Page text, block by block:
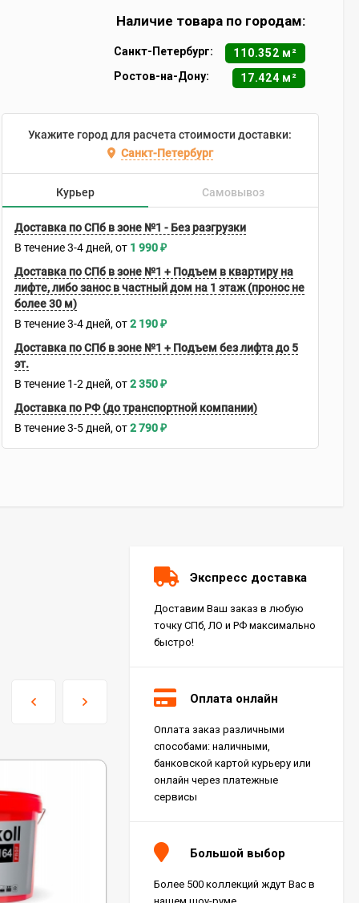
Наличие товара по городам:
Санкт-Петербург:
110.352 м²
Ростов-на-Дону:
17.424 м²
Укажите город для расчета стоимости доставки:
Санкт-Петербург
Курьер Самовывоз
Доставка по СПб в зоне №1 - Без разгрузки
В течение 3-4 дней 1 990₽
Доставка по СПб в зоне №1 + Подъем в квартиру на
лифте, либо занос в частный дом на 1 этаж (пронос не
более 30 м)
В течение 3-4 дней 2 190₽
Доставка по СПб в зоне №1 + Подъем без лифта до 5
эт.
В течение 1-2 дней 2 350₽
Доставка по РФ (до транспортной компании)
В течение 3-5 дней 2 790₽
Экспресс доставка
Доставим Ваш заказ в любую
точку СПб, ЛО и РФ максимально
быстро!
Оплата онлайн
Оплата заказ различными
способами: наличными,
банковской картой курьеру или
онлайн через платежные
сервисы
Большой выбор
Более 500 коллекций ждут Вас в
Керамогранит Italon
Charme Extra Silver Ret
60x120, 610010001196
Charme Evo Imperiale
Ret 60x120,